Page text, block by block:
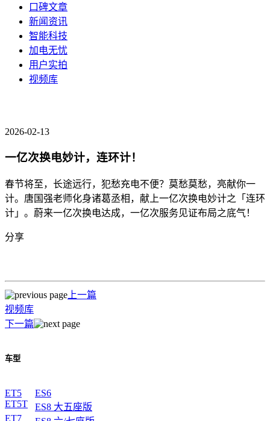
口碑文章
新闻资讯
智能科技
加电无忧
用户实拍
视频库
2026-02-13
一亿次换电妙计，连环计！
春节将至，长途远行，犯愁充电不便？莫愁莫愁，亮献你一
计。唐国强老师化身诸葛丞相，献上一亿次换电妙计之「连环
计」。蔚来一亿次换电达成，一亿次服务见证布局之底气！
分享
上一篇
视频库
下一篇
车型
ET5
ET5T
ET7
ES6
ES8 大五座版